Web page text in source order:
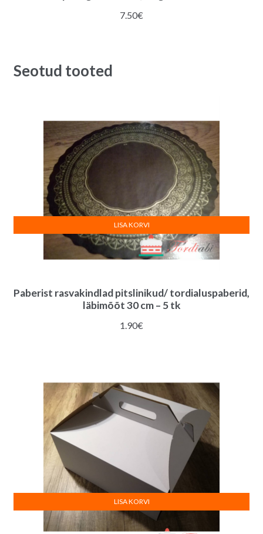
7.50€
Seotud tooted
Paberist rasvakindlad pitslinikud/ tordialuspaberid,
läbimõõt 30 cm – 5 tk
1.90€
LISA KORVI
LISA KORVI